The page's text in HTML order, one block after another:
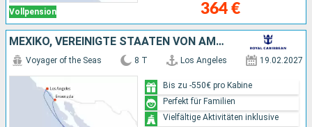
Vollpension 364 €
MEXIKO, VEREINIGTE STAATEN VON AMERIKA
Voyager of the Seas 8 T Los Angeles 19.02.2027
Bis zu -550€ pro Kabine
Perfekt für Familien
Vielfältige Aktivitäten inklusive